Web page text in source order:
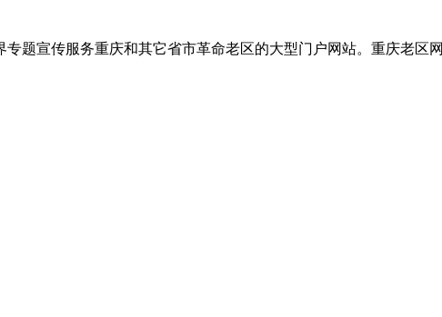
题宣传服务重庆和其它省市革命老区的大型门户网站。重庆老区网